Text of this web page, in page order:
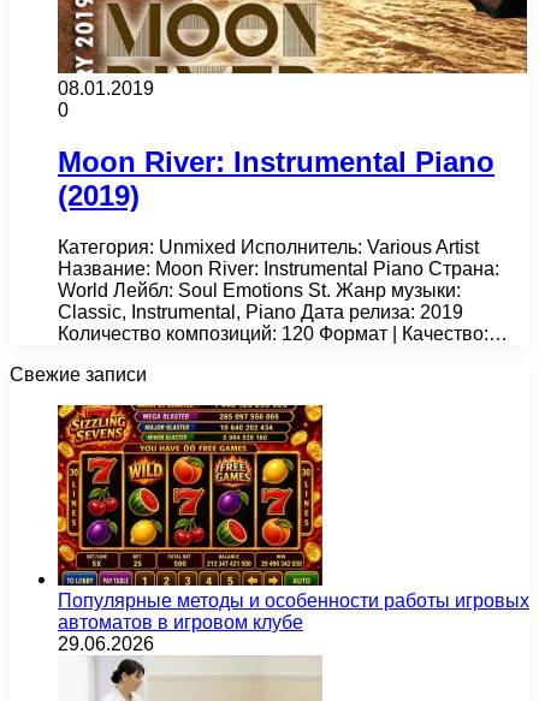
08.01.2019
0
Moon River: Instrumental Piano
(2019)
Категория: Unmixed Исполнитель: Various Artist
Название: Moon River: Instrumental Piano Страна:
World Лейбл: Soul Emotions St. Жанр музыки:
Classic, Instrumental, Piano Дата релиза: 2019
Количество композиций: 120 Формат | Качество:…
Свежие записи
Популярные методы и особенности работы игровых
автоматов в игровом клубе
29.06.2026